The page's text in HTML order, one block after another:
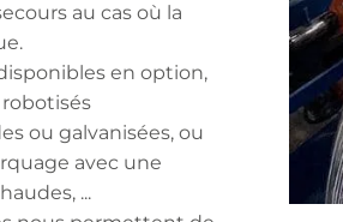
au cas où la
en option,
ou galvanisées, ou
avec une
...